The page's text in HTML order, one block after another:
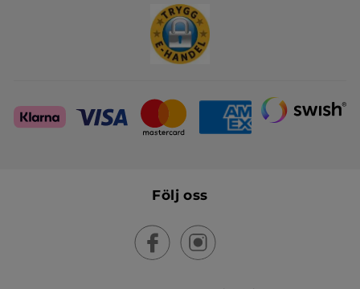
Följ oss